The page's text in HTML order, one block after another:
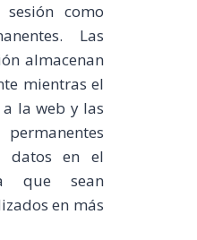
como
Las
almacenan
mientras el
la web y las
datos en el
que sean
en más